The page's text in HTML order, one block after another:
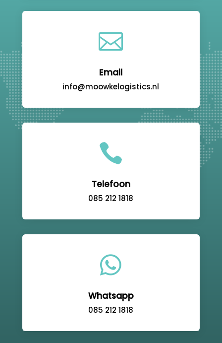

Email
info@moowkelogistics.nl

Telefoon
085 212 1818

Whatsapp
085 212 1818